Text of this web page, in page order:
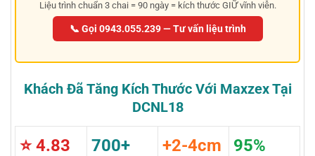
Liệu trình chuẩn 3 chai = 90 ngày = kích thước GIỮ vĩnh viễn.
📞 Gọi 0943.055.239 — Tư vấn liệu trình
Khách Đã Tăng Kích Thước Với Maxzex Tại
DCNL18
⭐ 4.83 700+ +2-4cm 95%